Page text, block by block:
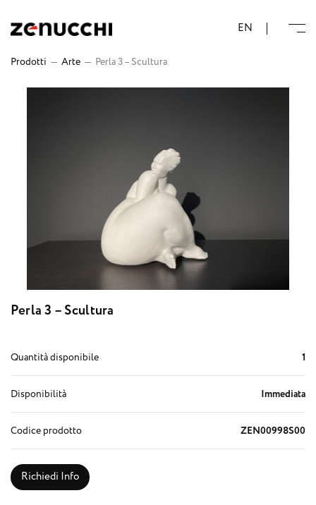
EN
Prodotti — Arte — Perla 3 – Scultura
Perla 3 – Scultura
Quantità disponibile 1
Disponibilità Immediata
Codice prodotto ZEN00998S00
Richiedi Info